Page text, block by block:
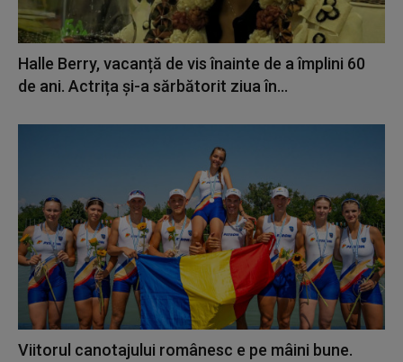
Halle Berry, vacanță de vis înainte de a împlini 60
de ani. Actrița și-a sărbătorit ziua în...
Viitorul canotajului românesc e pe mâini bune.